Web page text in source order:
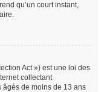
qu’un court instant,
Act ») est une loi des
collectant
de moins de 13 ans